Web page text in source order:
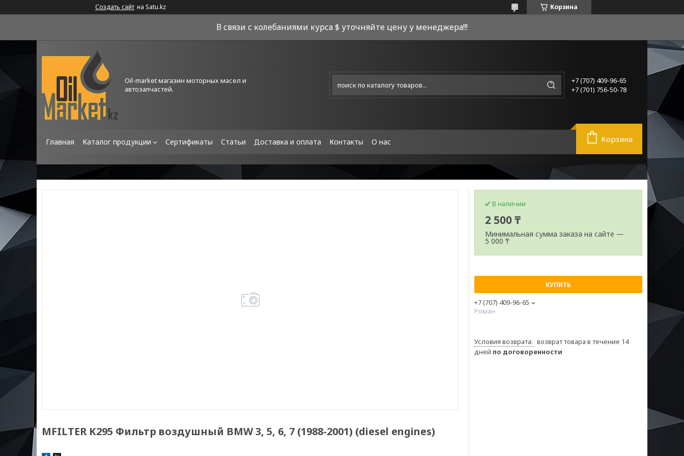
Создать сайт на Satu.kz Корзина
В связи с колебаниями курса $ уточняйте цену у менеджера!!!
Oil-market магазин моторных масел и
автозапчастей.
+7 (707) 409-96-65
+7 (701) 756-50-78
Главная Каталог продукции Сертификаты Статьи Доставка и оплата Контакты О нас Корзина
MFILTER K295 Фильтр воздушный BMW 3, 5, 6, 7 (1988-2001) (diesel engines)
В наличии
2 500 ₸
Минимальная сумма заказа на сайте —
5 000 ₸
КУПИТЬ
+7 (707) 409-96-65
Роман
возврат товара в течение 14
дней по договоренности